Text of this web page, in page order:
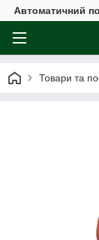
Автоматичний
Товари та